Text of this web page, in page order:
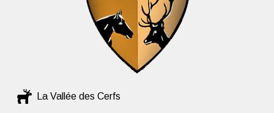
La Vallée des Cerfs